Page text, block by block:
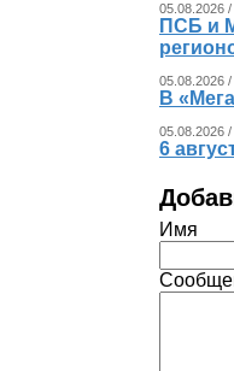
05.08.2026 /
ПСБ и
05.08.2026
В
05.08.2026
6
Имя